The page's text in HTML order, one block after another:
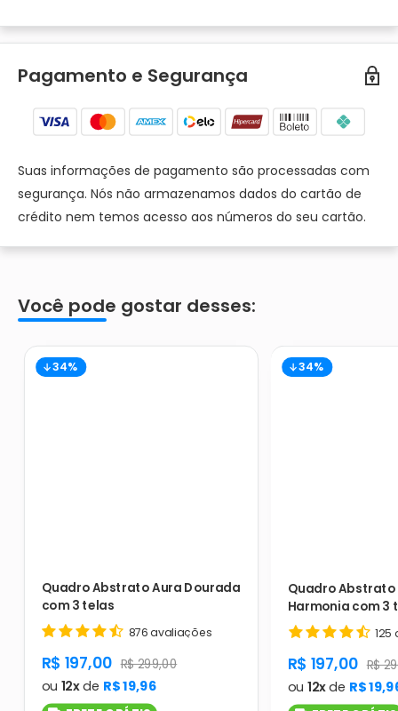
Pagamento e Segurança
Suas informações de pagamento são processadas com
segurança. Nós não armazenamos dados do cartão de
crédito nem temos acesso aos números do seu cartão.
Você pode gostar desses:
34%
Quadro Abstrato Aura Dourada
com 3 telas
876 avaliações
product.general.sale_price
R$ 197,00 product.general.regular_price
R$ 299,00
ou 12xde R$ 19,96
34%
Quadro Abstrato
Harmonia com 3
125
R$ 197,00 R$
ou 12xde R$